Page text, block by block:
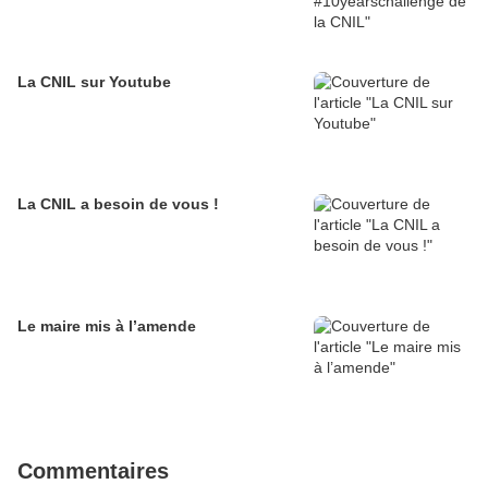
La CNIL sur Youtube
La CNIL a besoin de vous !
Le maire mis à l’amende
Commentaires